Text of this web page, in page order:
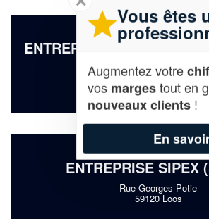
ENTREPRISE MOREEL
58 Rue Du Fer A Cheval
59190 Hazebrouck
ENTREPRISE SIPEX
Rue Georges Potie
59120 Loos
Vous êtes
Augmentez votre
vos margestout en
nouveaux clients !
En